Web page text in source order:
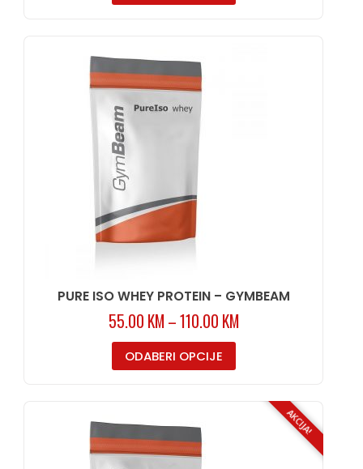
PURE ISO WHEY PROTEIN – GYMBEAM
55.00 KM –110.00 KM
ODABERI OPCIJE
AKCIJA!